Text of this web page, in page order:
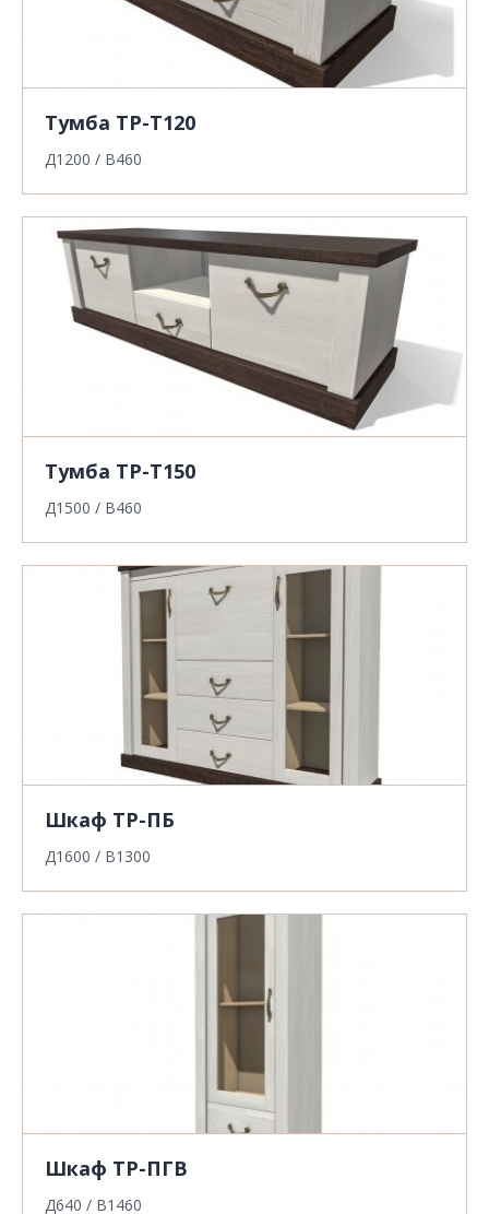
Тумба ТР-Т120
Д1200 / В460
Тумба ТР-Т150
Д1500 / В460
Шкаф ТР-ПБ
Д1600 / В1300
Шкаф ТР-ПГВ
Д640 / В1460